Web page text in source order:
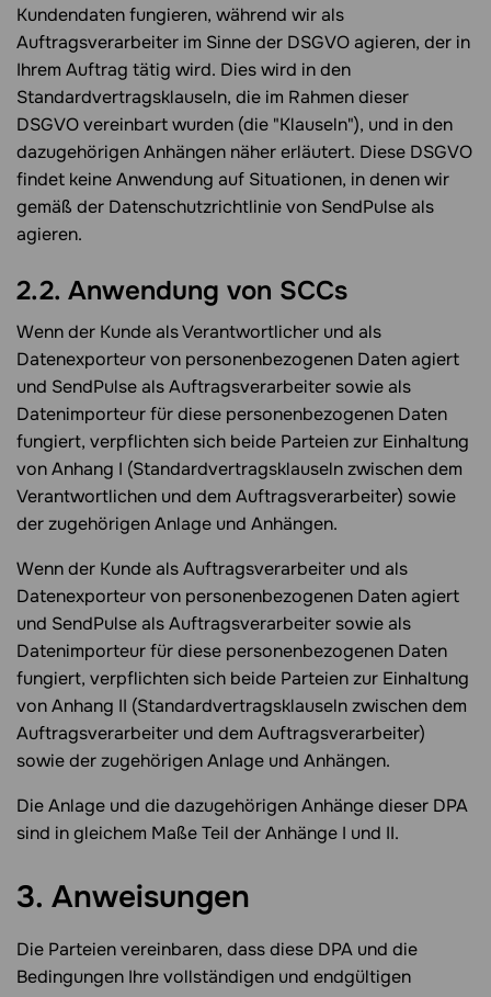
Kundendaten fungieren, während wir als
Auftragsverarbeiter im Sinne der DSGVO agieren, der in
Ihrem Auftrag tätig wird. Dies wird in den
Standardvertragsklauseln, die im Rahmen dieser
DSGVO vereinbart wurden (die "Klauseln"), und in den
dazugehörigen Anhängen näher erläutert. Diese DSGVO
findet keine Anwendung auf Situationen, in denen wir
gemäß der Datenschutzrichtlinie von SendPulse als
agieren.
2.2. Anwendung von SCCs
Wenn der Kunde als Verantwortlicher und als
Datenexporteur von personenbezogenen Daten agiert
und SendPulse als Auftragsverarbeiter sowie als
Datenimporteur für diese personenbezogenen Daten
fungiert, verpflichten sich beide Parteien zur Einhaltung
von Anhang I (Standardvertragsklauseln zwischen dem
Verantwortlichen und dem Auftragsverarbeiter) sowie
der zugehörigen Anlage und Anhängen.
Wenn der Kunde als Auftragsverarbeiter und als
Datenexporteur von personenbezogenen Daten agiert
und SendPulse als Auftragsverarbeiter sowie als
Datenimporteur für diese personenbezogenen Daten
fungiert, verpflichten sich beide Parteien zur Einhaltung
von Anhang II (Standardvertragsklauseln zwischen dem
Auftragsverarbeiter und dem Auftragsverarbeiter)
sowie der zugehörigen Anlage und Anhängen.
Die Anlage und die dazugehörigen Anhänge dieser DPA
sind in gleichem Maße Teil der Anhänge I und II.
3. Anweisungen
Die Parteien vereinbaren, dass diese DPA und die
Bedingungen Ihre vollständigen und endgültigen